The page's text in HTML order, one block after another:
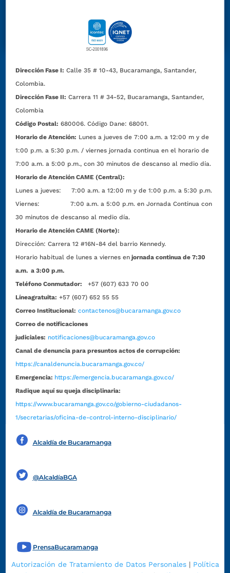
Dirección Fase I: Calle 35 # 10-43, Bucaramanga, Santander,
Colombia.
Dirección Fase II: Carrera 11 # 34-52, Bucaramanga, Santander,
Colombia
Código Postal: 680006. Código Dane: 68001.
Horario de Atención: Lunes a jueves de 7:00 a.m. a 12:00 m y de
1:00 p.m. a 5:30 p.m. / viernes jornada continua en el horario de
7:00 a.m. a 5:00 p.m., con 30 minutos de descanso al medio día.
Horario de Atención CAME (Central):
Lunes a jueves: 7:00 a.m. a 12:00 m y de 1:00 p.m. a 5:30 p.m.
Viernes: 7:00 a.m. a 5:00 p.m. en Jornada Continua con
30 minutos de descanso al medio día.
Horario de Atención CAME (Norte):
Dirección:Carrera 12 #16N-84 del barrio Kennedy.
Horario habitual de lunes a viernes en jornada continua de 7:30
a.m. a 3:00 p.m.
Teléfono Conmutador:
+57 (607) 633 70 00
Líneagratuita: +57 (607) 652 55 55
Correo Institucional: contactenos@bucaramanga.gov.co
Correo de notificaciones
judiciales: notificaciones@bucaramanga.gov.co
Canal de denuncia para presuntos actos de corrupción:
https://canaldenuncia.bucaramanga.gov.co/
Emergencia: https://emergencia.bucaramanga.gov.co/
Radique aquí su queja disciplinaria:
https://www.bucaramanga.gov.co/gobierno-ciudadanos-
1/secretarias/oficina-de-control-interno-disciplinario/
Alcaldía de Bucaramanga
@AlcaldíaBGA
Alcaldía de Bucaramanga
PrensaBucaramanga
Autorización de Tratamiento de Datos Personales| Política